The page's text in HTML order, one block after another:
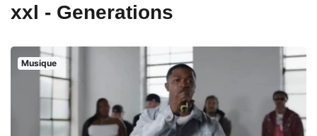
xxl - Generations
Musique